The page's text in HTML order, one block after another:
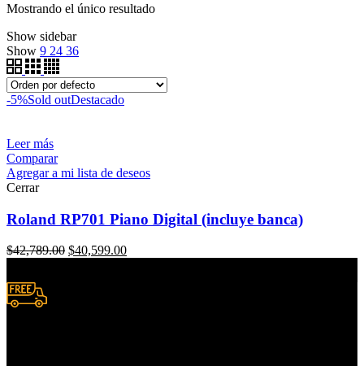
Mostrando el único resultado
Show sidebar
Show 9 24 36
-5%Sold outDestacado
Leer más
Comparar
Agregar a mi lista de deseos
Cerrar
Roland RP701 Piano Digital (incluye banca)
$42,789.00 $40,599.00